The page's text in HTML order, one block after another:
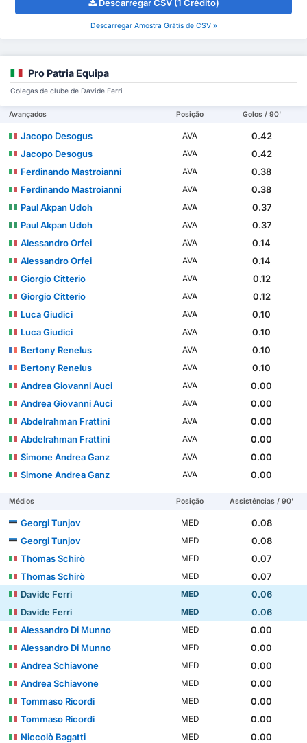
Descarregar CSV (1 Crédito)
Descarregar Amostra Grátis de CSV »
Pro Patria Equipa
Colegas de clube de Davide Ferri
Avançados Posição Golos / 90'
Jacopo Desogus AVA
0.42
Jacopo Desogus
AVA
0.42
Ferdinando Mastroianni
AVA
0.38
Ferdinando Mastroianni
AVA
0.38
Paul Akpan Udoh
AVA
0.37
Paul Akpan Udoh
AVA
0.37
Alessandro Orfei
AVA
0.14
Alessandro Orfei
AVA
0.14
Giorgio Citterio
AVA
0.12
Giorgio Citterio
AVA
0.12
Luca Giudici
AVA
0.10
Luca Giudici
AVA
0.10
Bertony Renelus
AVA
0.10
Bertony Renelus
AVA
0.10
Andrea Giovanni Auci
AVA
0.00
Andrea Giovanni Auci
AVA
0.00
Abdelrahman Frattini
AVA
0.00
Abdelrahman Frattini
AVA
0.00
Simone Andrea Ganz
AVA
0.00
Simone Andrea Ganz
AVA 0.00
Médios Posição Assistências / 90'
Georgi Tunjov MED
0.08
Georgi Tunjov
MED
0.08
Thomas Schirò
MED
0.07
Thomas Schirò
MED
0.07
Davide Ferri
MED
0.06
Davide Ferri
MED
0.06
Alessandro Di Munno
MED
0.00
Alessandro Di Munno
MED
0.00
Andrea Schiavone
MED
0.00
Andrea Schiavone
MED
0.00
Tommaso Ricordi
MED
0.00
Tommaso Ricordi
MED
0.00
Niccolò Bagatti
MED
0.00